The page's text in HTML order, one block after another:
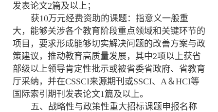
发表论文2篇及以上；
获10万元经费资助的课题：指意义一般重
大，能够关涉各个教育阶段重点领域和关键环节的
项目，要求形成能够切实解决问题的改善方案与政
策建议，推动教育高质量发展，其中2项以上获省
部级以上领导肯定性批示或被省委省政府、省教育
厅采纳，并在CSSCI来源期刊或SSCI、A＆HCI等
国际索引期刊发表论文1篇及以上。
五、战略性与政策性重大招标课题申报名称